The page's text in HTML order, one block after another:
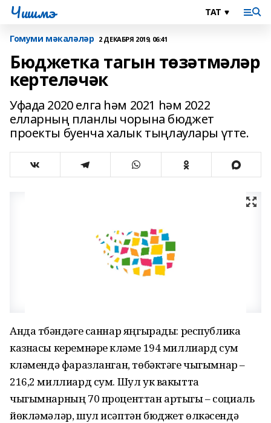
Чишмэ
Гомуми мәкаләләр 2 ДЕКАБРЯ 2019, 06:41
Бюджетка тагын төзәтмәләр
кертеләчәк
Уфада 2020 елга һәм 2021 һәм 2022
елларның планлы чорына бюджет
проекты буенча халык тыңлаулары үтте.
Анда түбәндәге саннар яңгырады: республика
казнасы керемнәре күләме 194 миллиард сум
күләмендә фаразланган, төбәктәге чыгымнар –
216,2 миллиард сум. Шул ук вакытта
чыгымнарның 70 проценттан артыгы – социаль
йөкләмәләр, шул исәптән бюджет өлкәсендә